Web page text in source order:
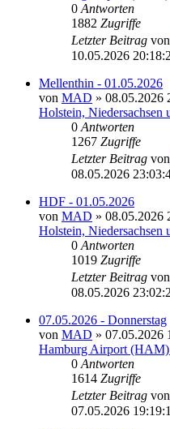
0 Antworten
1882 Zugriffe
Letzter Beitrag von
10.05.2026
Mellenthin - 01.05.2026
von MAD » 08.05.2026
Holstein, Niedersachsen
0 Antworten
1267 Zugriffe
Letzter Beitrag von
08.05.2026
HDF - 01.05.2026
von MAD » 08.05.2026
Holstein, Niedersachsen
0 Antworten
1019 Zugriffe
Letzter Beitrag von
08.05.2026
07.05.2026 - Donnerstag
von MAD » 07.05.2026
Hamburg Airport
0 Antworten
1614 Zugriffe
Letzter Beitrag von
07.05.2026